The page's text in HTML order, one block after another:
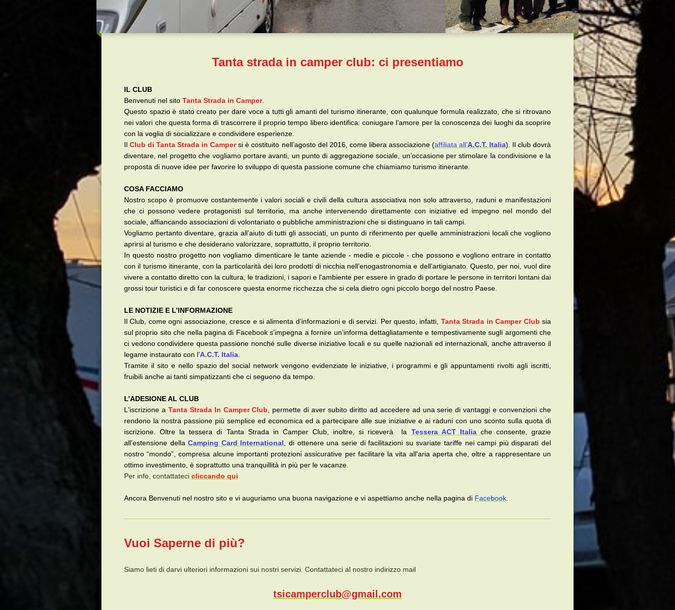
Tanta strada in camper club: ci presentiamo
IL CLUB
Benvenuti nel sito Tanta Strada in Camper.
Questo spazio è stato creato per dare voce a tutti gli amanti del turismo itinerante, con qualunque formula realizzato, che si ritrovano
nei valori che questa forma di trascorrere il proprio tempo libero identifica: coniugare l’amore per la conoscenza dei luoghi da scoprire
con la voglia di socializzare e condividere esperienze.
IlClub di Tanta Strada in Campersi è costituito nell’agosto del 2016, come libera associazione (affiliata all’A.C.T. Italia). Il club dovrà
diventare, nel progetto che vogliamo portare avanti, un punto di aggregazione sociale, un’occasione per stimolare la condivisione e la
proposta di nuove idee per favorire lo sviluppo di questa passione comune che chiamiamo turismo itinerante.
COSA FACCIAMO
Nostro scopo è promuove costantemente i valori sociali e civili della cultura associativa non solo attraverso, raduni e manifestazioni
che ci possono vedere protagonisti sul territorio, ma anche intervenendo direttamente con iniziative ed impegno nel mondo del
sociale, affiancando associazioni di volontariato o pubbliche amministrazioni che si distinguano in tali campi.
Vogliamo pertanto diventare, grazia all’aiuto di tutti gli associati, un punto di riferimento per quelle amministrazioni locali che vogliono
aprirsi al turismo e che desiderano valorizzare, soprattutto, il proprio territorio.
In questo nostro progetto non vogliamo dimenticare le tante aziende - medie e piccole - che possono e vogliono entrare in contatto
con il turismo itinerante, con la particolarità dei loro prodotti di nicchia nell’enogastronomia e dell’artigianato. Questo, per noi, vuol dire
vivere a contatto diretto con la cultura, le tradizioni, i sapori e l'ambiente per essere in grado di portare le persone in territori lontani dai
grossi tour turistici e di far conoscere questa enorme ricchezza che si cela dietro ogni piccolo borgo del nostro Paese.
LE NOTIZIE E L’INFORMAZIONE
Il Club, come ogni associazione, cresce e si alimenta d’informazioni e di servizi. Per questo, infatti, Tanta Strada in Camper Club sia
sul proprio sito che nella pagina di Facebook s’impegna a fornire un’informa dettagliatamente e tempestivamente sugli argomenti che
ci vedono condividere questa passione nonché sulle diverse iniziative locali e su quelle nazionali ed internazionali, anche attraverso il
legame instaurato con l’A.C.T. Italia
Tramite il sito e nello spazio del social network vengono evidenziate le iniziative, i programmi e gli appuntamenti rivolti agli iscritti,
fruibili anche ai tanti simpatizzanti che ci seguono da tempo.
L’ADESIONE AL CLUB
L'iscrizione a Tanta Strada In Camper Club , permette di aver subito diritto ad accedere ad una serie di vantaggi e convenzioni che
rendono la nostra passione più semplice ed economica ed a partecipare alle sue iniziative e ai raduni con uno sconto sulla quota di
iscrizione. Oltre la tessera di Tanta Strada in Camper Club, inoltre, si riceverà la Tessera ACT Italia che consente, grazie
all'estensione dellaCamping Card International , di ottenere una serie di facilitazioni su svariate tariffe nei campi più disparati del
nostro “mondo”, compresa alcune importanti protezioni assicurative per facilitare la vita all'aria aperta che, oltre a rappresentare un
ottimo investimento, è soprattutto una tranquillità in più per le vacanze.
Per info, contattateci cliccando qui
Ancora Benvenuti nel nostro sito e vi auguriamo una buona navigazione e vi aspettiamo anche nella pagina di Facebook
Vuoi Saperne di più?
Siamo lieti di darvi ulteriori informazioni sui nostri servizi. Contattateci al nostro indirizzo mail
tsicamperclub@gmail.com